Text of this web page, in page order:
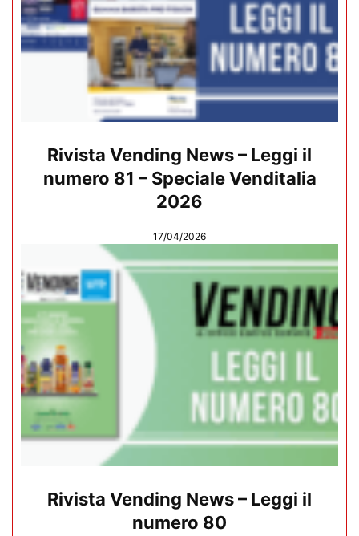
Rivista Vending News – Leggi il
numero 81 – Speciale Venditalia
2026
17/04/2026
Rivista Vending News – Leggi il
numero 80